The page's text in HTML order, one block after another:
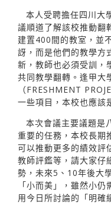
本人受聘擔任四川大
議順道了解該校推動翻
建置400間的教室，並
訝，而是他們的教學方
新，教師也必須受訓，
共同教學翻轉。逢甲大
（FRESHMENT
一些項目，本校也應該
本次會議主要議題是
重要的任務，本校長期
可以推動更多的績效評
教師評鑑等，請大家仔
勢，未來5、10年後大
「小而美」，雖然小
用今日所討論的「明確